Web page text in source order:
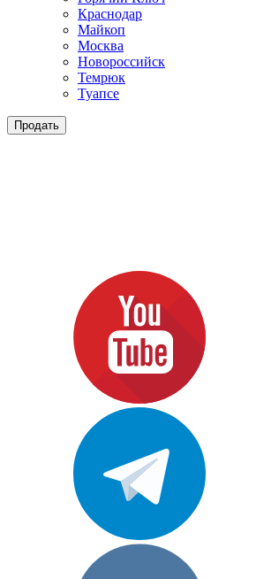
Краснодар
Майкоп
Москва
Новороссийск
Темрюк
Туапсе
Продать